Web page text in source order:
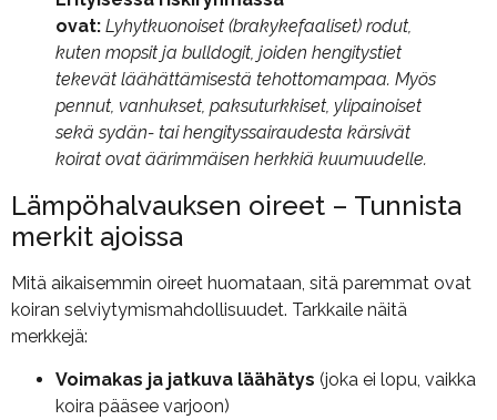
ovat: Lyhytkuonoiset (brakykefaaliset) rodut,
kuten mopsit ja bulldogit, joiden hengitystiet
tekevät läähättämisestä tehottomampaa. Myös
pennut, vanhukset, paksuturkkiset, ylipainoiset
sekä sydän- tai hengityssairaudesta kärsivät
koirat ovat äärimmäisen herkkiä kuumuudelle.
Lämpöhalvauksen oireet – Tunnista
merkit ajoissa
Mitä aikaisemmin oireet huomataan, sitä paremmat ovat
koiran selviytymismahdollisuudet. Tarkkaile näitä
merkkejä:
Voimakas ja jatkuva läähätys (joka ei lopu, vaikka
koira pääsee varjoon)